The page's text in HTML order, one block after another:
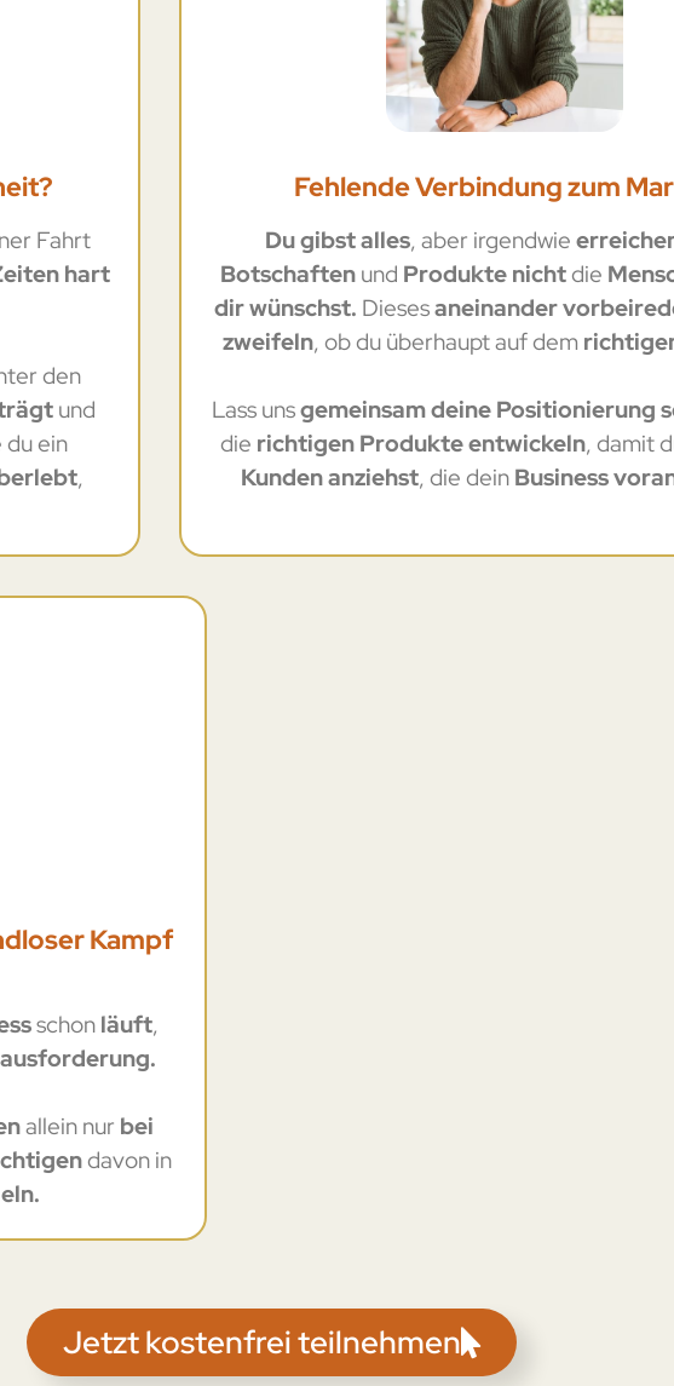
Fahrt
hart
den
und
ein
,
Fehlende Verbindung zum
Du gibst alles, aber irgendwie
Botschaftenund Produkte nichtdie
dir wünschst. Diesesaneinander
zweifeln, ob du überhaupt auf dem
Lass unsgemeinsam deine Positionierung
die richtigen Produkte entwickeln, damit
Kunden anziehst, die deinBusiness
Kampf
schonläuft,
allein nur bei
davon in
Jetzt kostenfrei teilnehmen